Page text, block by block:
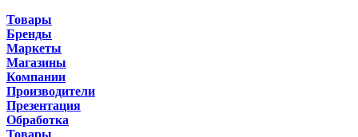
Товары
Бренды
Маркеты
Магазины
Компании
Производители
Презентация
Обработка
Товары